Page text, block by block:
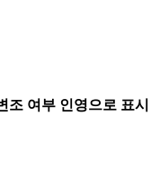
여부 인영으로 표시